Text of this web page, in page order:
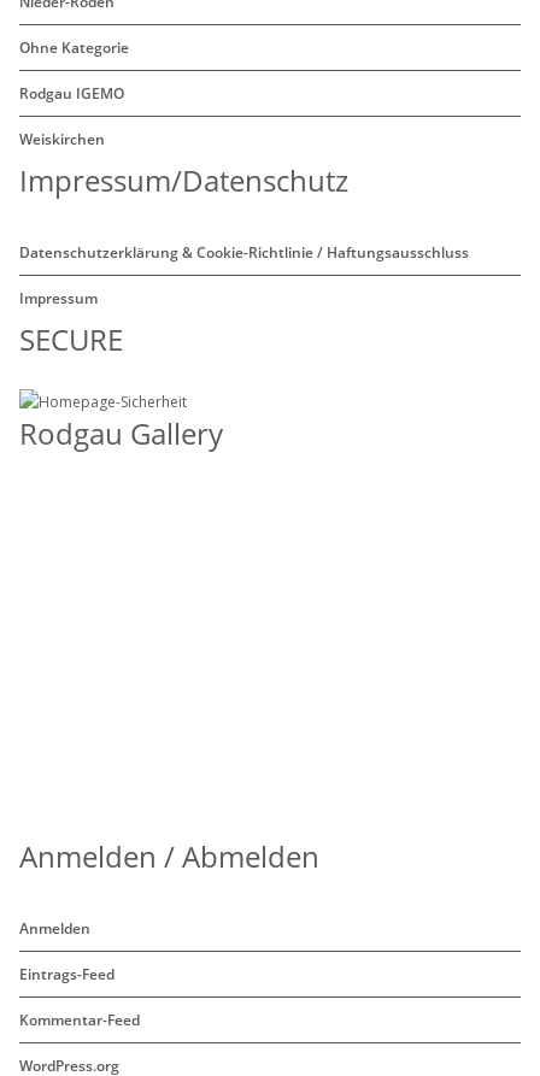
Ohne Kategorie
Rodgau IGEMO
Weiskirchen
Impressum/Datenschutz
Datenschutzerklärung & Cookie-Richtlinie / Haftungsausschluss
Impressum
SECURE
Rodgau Gallery
Anmelden / Abmelden
Anmelden
Eintrags-Feed
Kommentar-Feed
WordPress.org